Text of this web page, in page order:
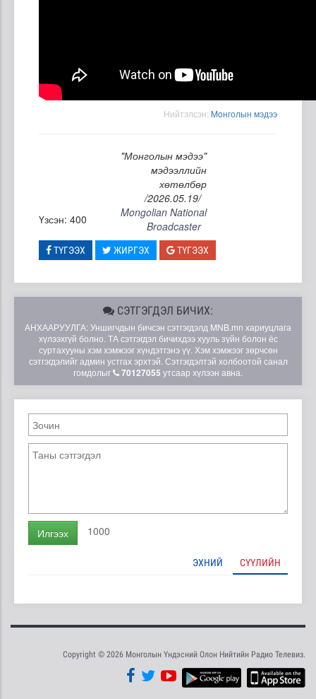
Нийтэлсэн: Moнголын мэдээ
"Монголын мэдээ"
мэдээллийн
хөтөлбөр
/2026.05.19/
Үзсэн: 400
Mongolian National
Broadcaster
ТҮГЭЭХ ЖИРГЭХ ТҮГЭЭХ
СЭТГЭГДЭЛ БИЧИХ:
АНХААРУУЛГА: Уншигчдын бичсэн сэтгэгдэлд MNB.mn хариуцлага
хүлээхгүй болно. ТА сэтгэгдэл бичихдээ хууль зүйн болон ёс
суртахууны хэм хэмжээг хүндэтгэнэ үү. Хэм хэмжээг зөрчсөн
сэтгэгдэлийг админ устгах эрхтэй. Сэтгэгдэлтэй холбоотой санал
гомдолыг
70127055 утсаар хүлээн авна.
Илгээх 1000
ЭХНИЙ СҮҮЛИЙН
Copyright © 2026 Монголын Үндэсний Олон Нийтийн Радио Телевиз.